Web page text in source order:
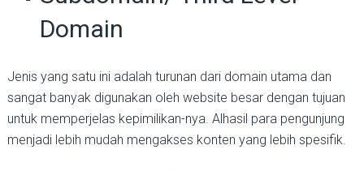
Domain
Jenis yang satu ini adalah turunan dari domain utama dan
sangat banyak digunakan oleh website besar dengan tujuan
untuk memperjelas kepimilikan-nya. Alhasil para pengunjung
menjadi lebih mudah mengakses konten yang lebih spesifik.